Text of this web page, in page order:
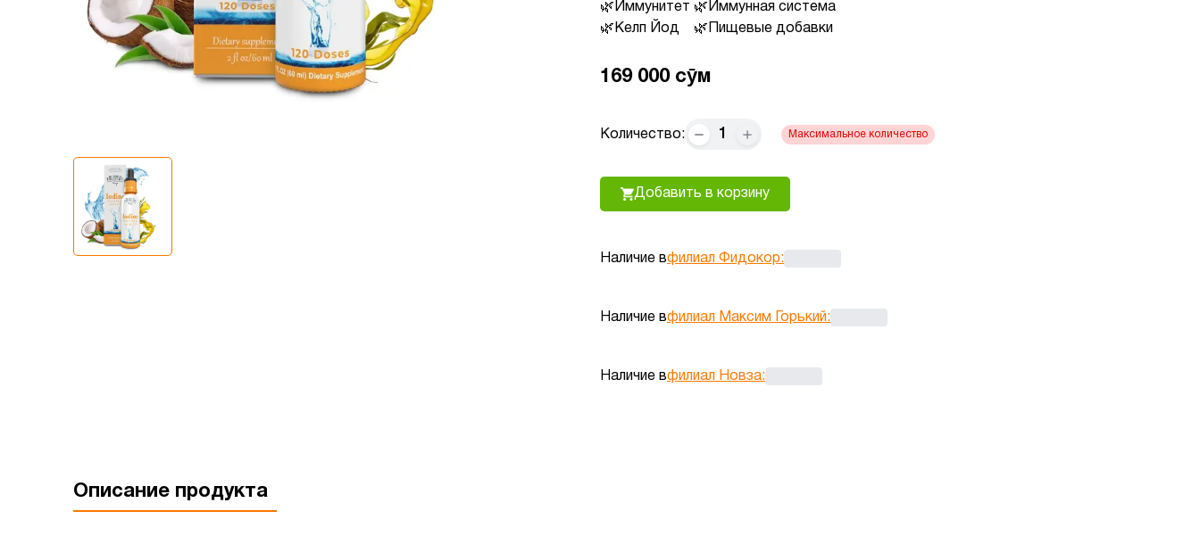
Иммунитет
Келп Йод
Иммунная система
Пищевые добавки
169 000 сӯм
Количество: 1
Добавить в корзину
Наличие вфилиал Фидокор:
Наличие вфилиал Максим Горький :
Наличие вфилиал Новза:
Описание продукта